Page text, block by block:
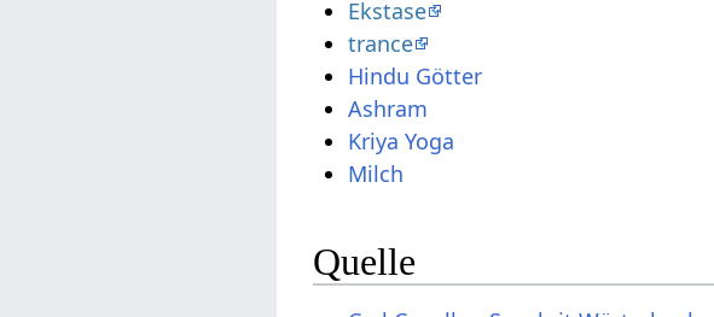
Ekstase
trance
Hindu Götter
Ashram
Kriya Yoga
Milch
Quelle